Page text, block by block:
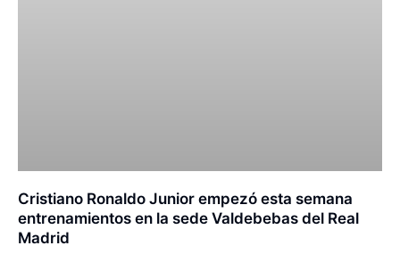
Cristiano Ronaldo Junior empezó esta semana
entrenamientos en la sede Valdebebas del Real
Madrid